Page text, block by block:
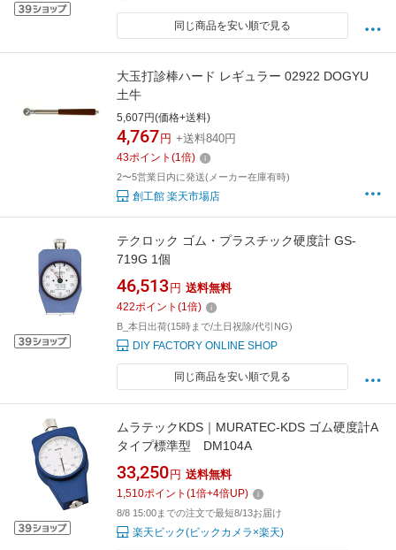
同じ商品を安い順で見る
大玉打診棒ハード レギュラー 02922 DOGYU
土牛
5,607円(価格+送料)
4,767 円 +送料840円
43ポイント (1倍)
2〜5営業日内に発送(メーカー在庫有時)
創工館 楽天市場店
テクロック ゴム・プラスチック硬度計 GS-
719G 1個
46,513 円 送料無料
422ポイント (1倍)
B_本日出荷(15時まで/土日祝除/代引NG)
DIY FACTORY ONLINE SHOP
同じ商品を安い順で見る
ムラテックKDS｜MURATEC-KDS ゴム硬度計A
タイプ標準型 DM104A
33,250 円 送料無料
1,510ポイント (1倍+4倍UP)
8/8 15:00までの注文で最短8/13お届け
楽天ビック(ビックカメラ×楽天)